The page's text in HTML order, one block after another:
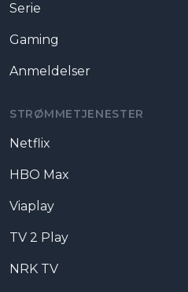
Serie
Gaming
Anmeldelser
STRØMMETJENESTER
Netflix
HBO Max
Viaplay
TV 2 Play
NRK TV